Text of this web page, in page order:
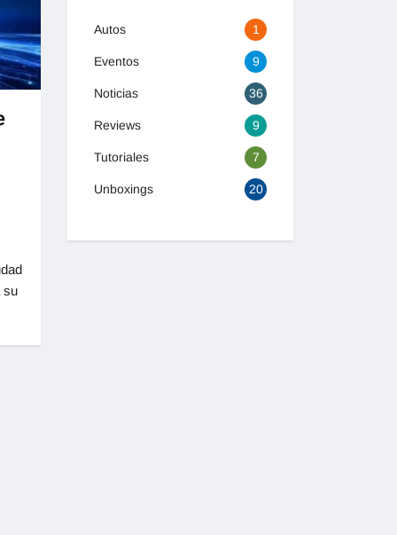
su
Autos 1
Eventos 9
Noticias 36
Reviews 9
Tutoriales 7
Unboxings 20